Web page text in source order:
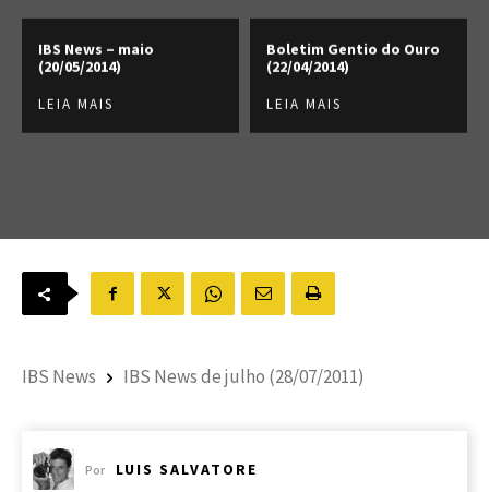
IBS News – maio
(20/05/2014)
LEIA MAIS
Boletim Gentio do Ouro
(22/04/2014)
LEIA MAIS
IBS News IBS News de julho (28/07/2011)
Por LUIS SALVATORE